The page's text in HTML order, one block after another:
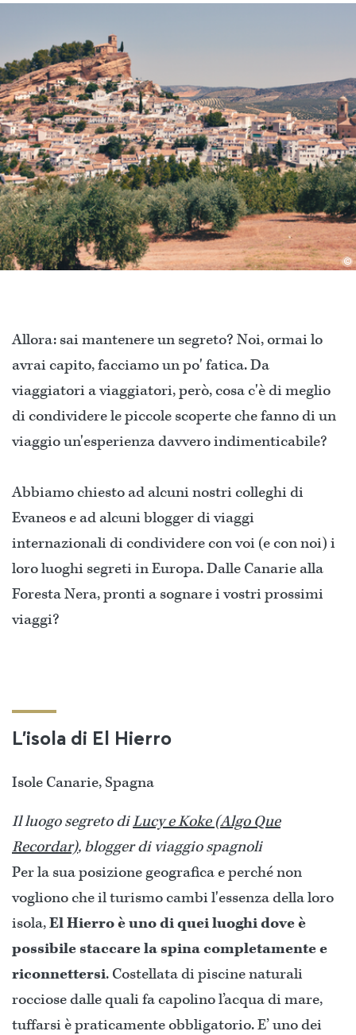
©
Allora: sai mantenere un segreto? Noi, ormai lo
avrai capito, facciamo un po' fatica. Da
viaggiatori a viaggiatori, però, cosa c'è di meglio
di condividere le piccole scoperte che fanno di un
viaggio un'esperienza davvero indimenticabile?
Abbiamo chiesto ad alcuni nostri colleghi di
Evaneos e ad alcuni blogger di viaggi
internazionali di condividere con voi (e con noi) i
loro luoghi segreti in Europa. Dalle Canarie alla
Foresta Nera, pronti a sognare i vostri prossimi
viaggi?
L'isola di El Hierro
Isole Canarie, Spagna
Il luogo segreto diLucy e Koke (Algo Que
Recordar), blogger di viaggio spagnoli
Per la sua posizione geografica e perché non
vogliono che il turismo cambi l'essenza della loro
isola,El Hierro è uno di quei luoghi dove è
possibile staccare la spina completamente e
riconnettersi. Costellata di piscine naturali
rocciose dalle quali fa capolino l’acqua di mare,
tuffarsi è praticamente obbligatorio. E’ uno dei